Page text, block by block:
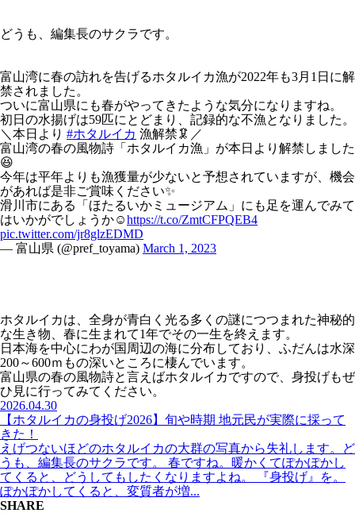
どうも、編集長のサクラです。
富山湾に春の訪れを告げるホタルイカ漁が2022年も3月1日に解
禁されました。
ついに富山県にも春がやってきたような気分になりますね。
初日の水揚げは59匹にとどまり、記録的な不漁となりました。
＼本日より #ホタルイカ 漁解禁🦑／
富山湾の春の風物詩「ホタルイカ漁」が本日より解禁しました
😆
今年は平年よりも漁獲量が少ないと予想されていますが、機会
があれば是非ご賞味ください✨
滑川市にある「ほたるいかミュージアム」にも足を運んでみて
はいかがでしょうか☺️https://t.co/ZmtCFPQEB4
pic.twitter.com/jr8glzEDMD
— 富山県 (@pref_toyama) March 1, 2023
ホタルイカは、全身が青白く光る多くの謎につつまれた神秘的
な生き物、春に生まれて1年でその一生を終えます。
日本海を中心にわが国周辺の海に分布しており、ふだんは水深
200～600ｍもの深いところに棲んでいます。
富山県の春の風物詩と言えばホタルイカですので、身投げもぜ
ひ見に行ってみてください。
2026.04.30
【ホタルイカの身投げ2026】旬や時期 地元民が実際に採って
きた！
えげつないほどのホタルイカの大群の写真から失礼します。ど
うも、編集長のサクラです。 春ですね。暖かくてぽかぽかし
てくると、どうしてもしたくなりますよね。 『身投げ』を。
ぽかぽかしてくると、変質者が増...
SHARE